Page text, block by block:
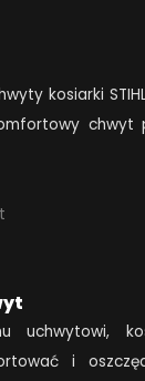
kosiarki
chwyt
uchwytowi,
i